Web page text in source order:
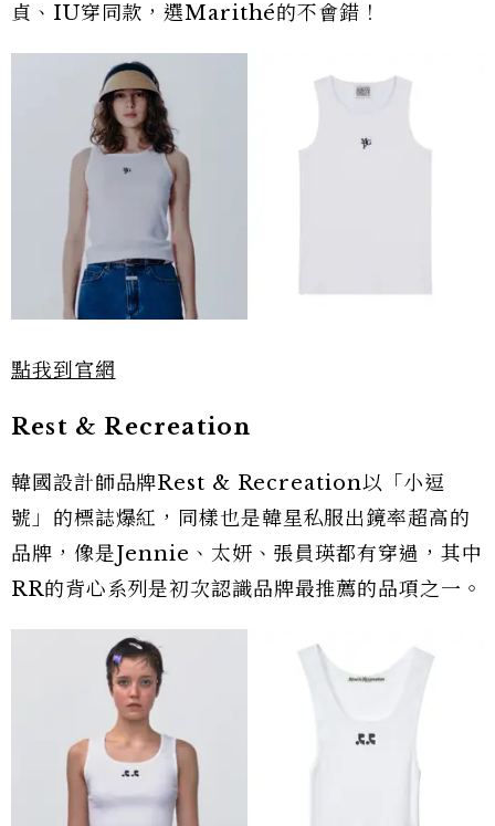
貞、IU穿同款，選Marithé的不會錯！
點我到官網
Rest & Recreation
韓國設計師品牌Rest & Recreation以「小逗
號」的標誌爆紅，同樣也是韓星私服出鏡率超高的
品牌，像是Jennie、太妍、張員瑛都有穿過，其中
RR的背心系列是初次認識品牌最推薦的品項之一。